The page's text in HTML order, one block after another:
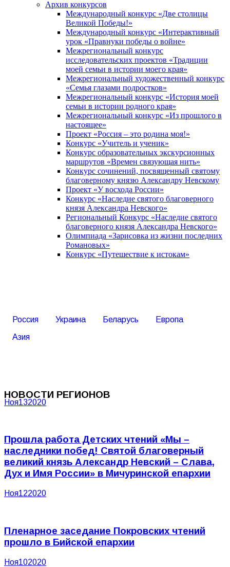
Архив конкурсов
Международный конкурс «Две столицы
Великой Победы!»
Международный конкурс «Интерактивный
урок «Правнуки победы о войне»
Межрегиональный конкурс
исследовательских проектов «Традиции
моей семьи в истории моего края»
Межрегиональный художественный конкурс
«Семья глазами подростков»
Межрегиональный конкурс «История моей
семьи в истории родного края»
Межрегиональный конкурс «Из прошлого в
настоящее»
Проект «Россия – это родина моя!»
Конкурс «Учитель и ученик»
Конкурс образовательных экскурсионных
маршрутов «Времен связующая нить»
Конкурс сочинений, посвященный святому
благоверному князю Александру Невскому
Проект «У восхода России»
Конкурс «Наследие святого благоверного
князя Александра Невского»
Региональный Конкурс «Наследие святого
благоверного князя Александра Невского»
Олимпиада «Зарисовка из жизни последних
Романовых»
Конкурс «Путешествие к истокам»
Россия Украина Беларусь
Европа
Азия
НОВОСТИ РЕГИОНОВ
Ноя132020
Прошла работа Детских чтений «Мы –
наследники побед! Святой благоверный
великий князь Александр Невский – Слава,
Дух и Имя России» в Мичуринской епархии
Ноя122020
Пленарное заседание Покровских чтений
прошло в Бийской епархии
Ноя102020